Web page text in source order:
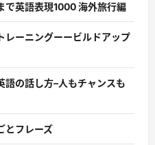
で英語表現1000 海外旅行編
レーニングーービルドアップ
語の話し方–人もチャンスも
とフレーズ